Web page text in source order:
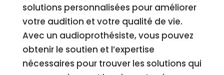
solutions personnalisées pour améliorer
votre audition et votre qualité de vie.
Avec un audioprothésiste, vous pouvez
obtenir le soutien et l’expertise
nécessaires pour trouver les solutions qui